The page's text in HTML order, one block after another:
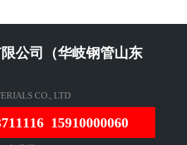
公司（华岐钢管山东
CO., LTD
15910000060